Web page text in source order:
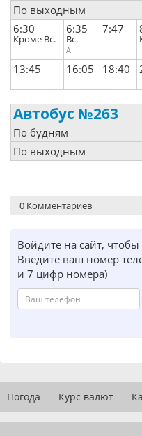
По выходным
6:30
Кроме Вс.
6:35
Вс.
А
7:47
13:45 16:05 18:40
Автобус №263
По будням
По выходным
0 Комментариев
Войдите на сайт,
Введите ваш номер
и 7 цифр номера)
Погода Курс валют